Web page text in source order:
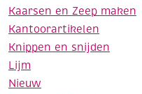
Kaarsen en Zeep maken
Kantoorartikelen
Knippen en snijden
Lijm
Nieuw